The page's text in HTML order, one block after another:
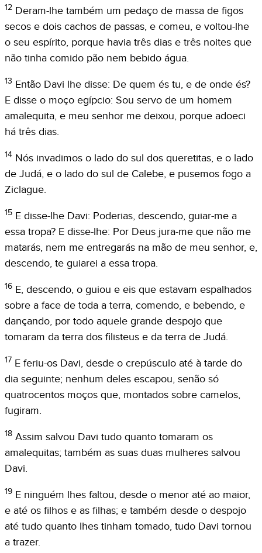
12 Deram-lhe também um pedaço de massa de figos
secos e dois cachos de passas, e comeu, e voltou-lhe
o seu espírito, porque havia três dias e três noites que
não tinha comido pão nem bebido água.
13 Então Davi lhe disse: De quem és tu, e de onde és?
E disse o moço egípcio: Sou servo de um homem
amalequita, e meu senhor me deixou, porque adoeci
há três dias.
14 Nós invadimos o lado do sul dos queretitas, e o lado
de Judá, e o lado do sul de Calebe, e pusemos fogo a
Ziclague.
15 E disse-lhe Davi: Poderias, descendo, guiar-me a
essa tropa? E disse-lhe: Por Deus jura-me que não me
matarás, nem me entregarás na mão de meu senhor, e,
descendo, te guiarei a essa tropa.
16 E, descendo, o guiou e eis que estavam espalhados
sobre a face de toda a terra, comendo, e bebendo, e
dançando, por todo aquele grande despojo que
tomaram da terra dos filisteus e da terra de Judá.
17 E feriu-os Davi, desde o crepúsculo até à tarde do
dia seguinte; nenhum deles escapou, senão só
quatrocentos moços que, montados sobre camelos,
fugiram.
18 Assim salvou Davi tudo quanto tomaram os
amalequitas; também as suas duas mulheres salvou
Davi.
19 E ninguém lhes faltou, desde o menor até ao maior,
e até os filhos e as filhas; e também desde o despojo
até tudo quanto lhes tinham tomado, tudo Davi tornou
a trazer.